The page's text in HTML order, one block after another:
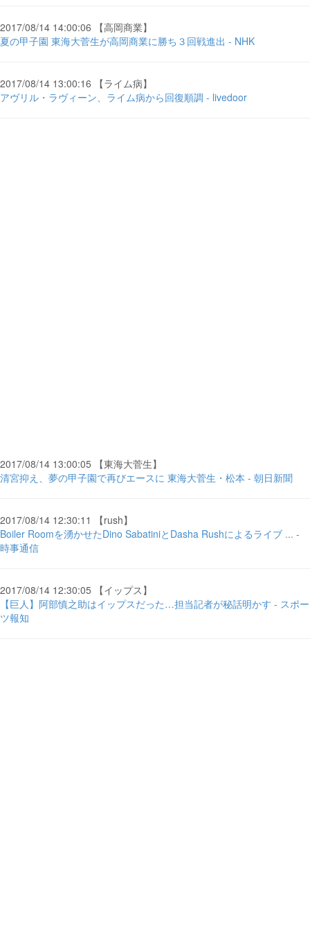
2017/08/14 14:00:06 【高岡商業】
夏の甲子園 東海大菅生が高岡商業に勝ち３回戦進出 - NHK
2017/08/14 13:00:16 【ライム病】
アヴリル・ラヴィーン、ライム病から回復順調 - livedoor
2017/08/14 13:00:05 【東海大菅生】
清宮抑え、夢の甲子園で再びエースに 東海大菅生・松本 - 朝日新聞
2017/08/14 12:30:11 【rush】
Boiler Roomを湧かせたDino SabatiniとDasha Rushによるライブ ... -
時事通信
2017/08/14 12:30:05 【イップス】
【巨人】阿部慎之助はイップスだった…担当記者が秘話明かす - スポー
ツ報知